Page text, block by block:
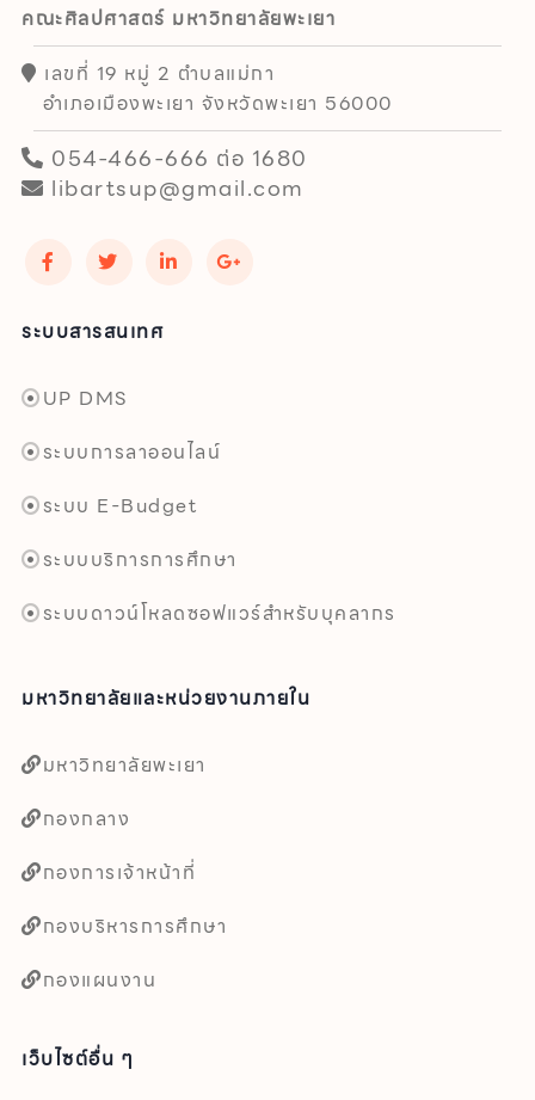
คณะศิลปศาสตร์ มหาวิทยาลัยพะเยา
เลขที่ 19 หมู่ 2 ตำบลแม่กา
อำเภอเมืองพะเยา จังหวัดพะเยา 56000
054-466-666 ต่อ 1680
libartsup@gmail.com
ระบบสารสนเทศ
UP DMS
ระบบการลาออนไลน์
ระบบ E-Budget
ระบบบริการการศึกษา
ระบบดาวน์โหลดซอฟแวร์สำหรับบุคลากร
มหาวิทยาลัยและหน่วยงานภายใน
มหาวิทยาลัยพะเยา
กองกลาง
กองการเจ้าหน้าที่
กองบริหารการศึกษา
กองแผนงาน
เว็บไซต์อื่น ๆ